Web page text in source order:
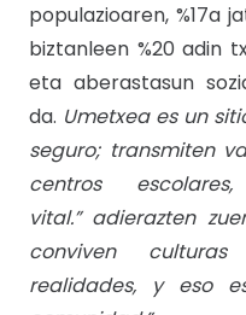
populazioaren, %17a
biztanleen %20 adin
eta aberastasun
da. Umetxea es un
seguro; transmiten
centros
vital.” adierazten
conviven
realidades, y eso